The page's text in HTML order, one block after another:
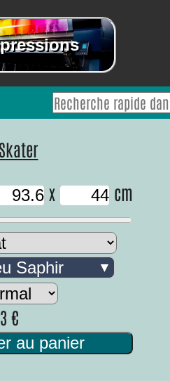
x cm
Saphir
€
au panier